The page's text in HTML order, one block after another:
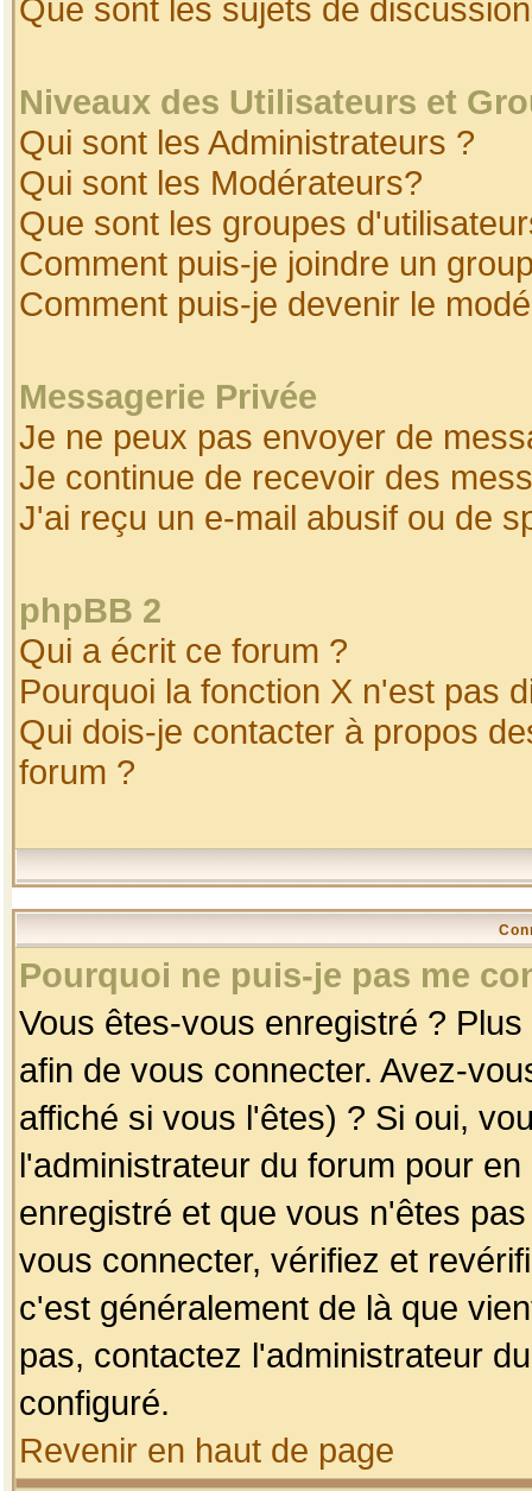
Que sont les sujets de
Niveaux des Utilisateurs et
Qui sont les Administrateurs ?
Qui sont les Modérateurs?
Que sont les groupes
Comment puis-je joindre un
Comment puis-je devenir le
Messagerie Privée
Je ne peux pas envoyer de
Je continue de recevoir des
J'ai reçu un e-mail abusif ou de
phpBB 2
Qui a écrit ce forum ?
Pourquoi la fonction X n'est pas
Qui dois-je contacter à propos
forum ?
Pourquoi ne puis-je pas me
Vous êtes-vous enregistré ?
afin de vous connecter. Avez-
affiché si vous l'êtes) ? Si oui,
l'administrateur du forum pour
enregistré et que vous n'êtes
vous connecter, vérifiez et
c'est généralement de là que
pas, contactez l'administrateur
configuré.
Revenir en haut de page